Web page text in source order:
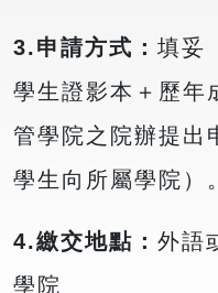
3.申請方式： 填妥
學生證影本＋歷年
管學院之院辦提出
學生向所屬學院）。
4.繳交地點： 外語
學院